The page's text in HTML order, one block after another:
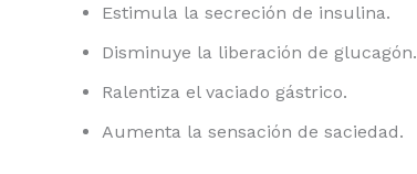
Estimula la secreción de insulina.
Disminuye la liberación de glucagón.
Ralentiza el vaciado gástrico.
Aumenta la sensación de saciedad.